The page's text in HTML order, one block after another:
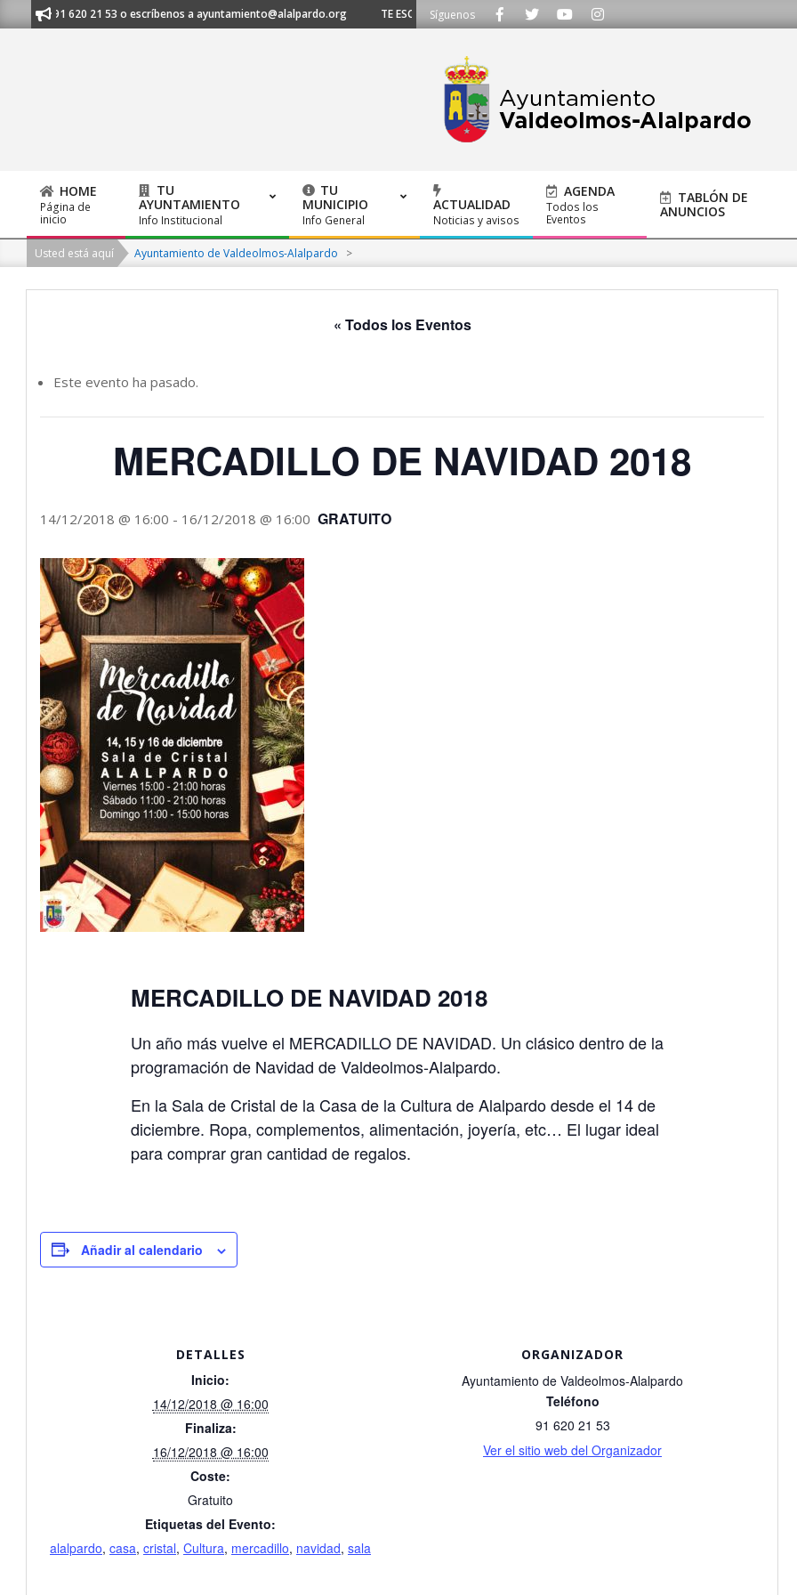
to
al 91 620 21 53 o escríbenos a ayuntamiento@alalpardo.org TE ESCUCHAMOS - Llámanos al 91 620 21 53 o escríbenos a
Síguenos
Primary
Navigation
Menu
HOME
Página de
inicio
TU
AYUNTAMIENTO
Info Institucional
TU
MUNICIPIO
Info General
ACTUALIDAD
Noticias y avisos
AGENDA
Todos los
Eventos
TABLÓN DE
ANUNCIOS
Usted está aquí Ayuntamiento de Valdeolmos-Alalpardo >
« Todos los Eventos
Este evento ha pasado.
MERCADILLO DE NAVIDAD 2018
14/12/2018 @ 16:00 - 16/12/2018 @ 16:00 GRATUITO
MERCADILLO DE NAVIDAD 2018
Un año más vuelve el MERCADILLO DE NAVIDAD. Un clásico dentro de la
programación de Navidad de Valdeolmos-Alalpardo.
En la Sala de Cristal de la Casa de la Cultura de Alalpardo desde el 14 de
diciembre. Ropa, complementos, alimentación, joyería, etc… El lugar ideal
para comprar gran cantidad de regalos.
Añadir al calendario
DETALLES
Inicio:
14/12/2018 @ 16:00
Finaliza:
16/12/2018 @ 16:00
Coste:
Gratuito
Etiquetas del Evento:
alalpardo, casa, cristal, Cultura, mercadillo, navidad, sala
ORGANIZADOR
Ayuntamiento de Valdeolmos-Alalpardo
Teléfono
91 620 21 53
Ver el sitio web del Organizador